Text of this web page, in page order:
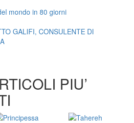
mondo in 80 giorni
GALIFI, CONSULENTE DI
PIU’